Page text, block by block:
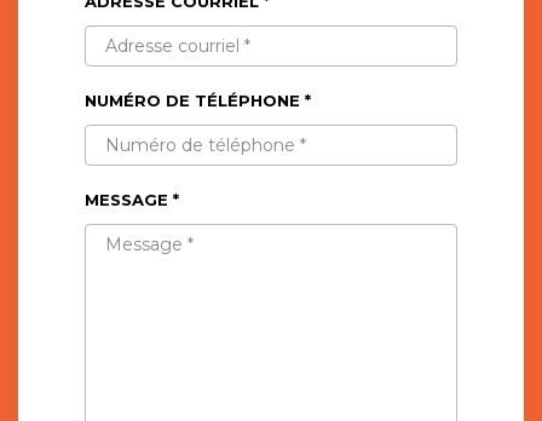
NUMÉRO DE TÉLÉPHONE *
MESSAGE *